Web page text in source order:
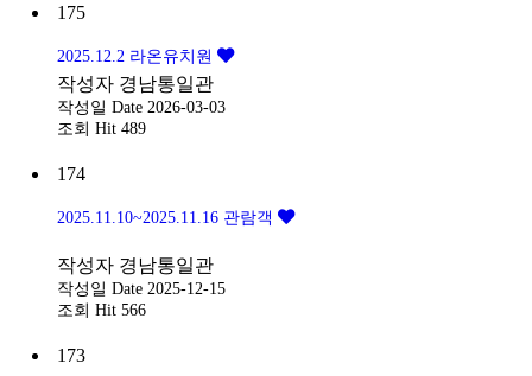
175
2025.12.2 라온유치원
작성자 경남통일관
작성일 Date 2026-03-03
조회 Hit 489
174
2025.11.10~2025.11.16 관람객
작성자 경남통일관
작성일 Date 2025-12-15
조회 Hit 566
173